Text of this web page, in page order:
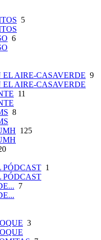
5
6
EL AIRE-CASAVERDE 9
EL AIRE-CASAVERDE
11
8
125
1
7
3